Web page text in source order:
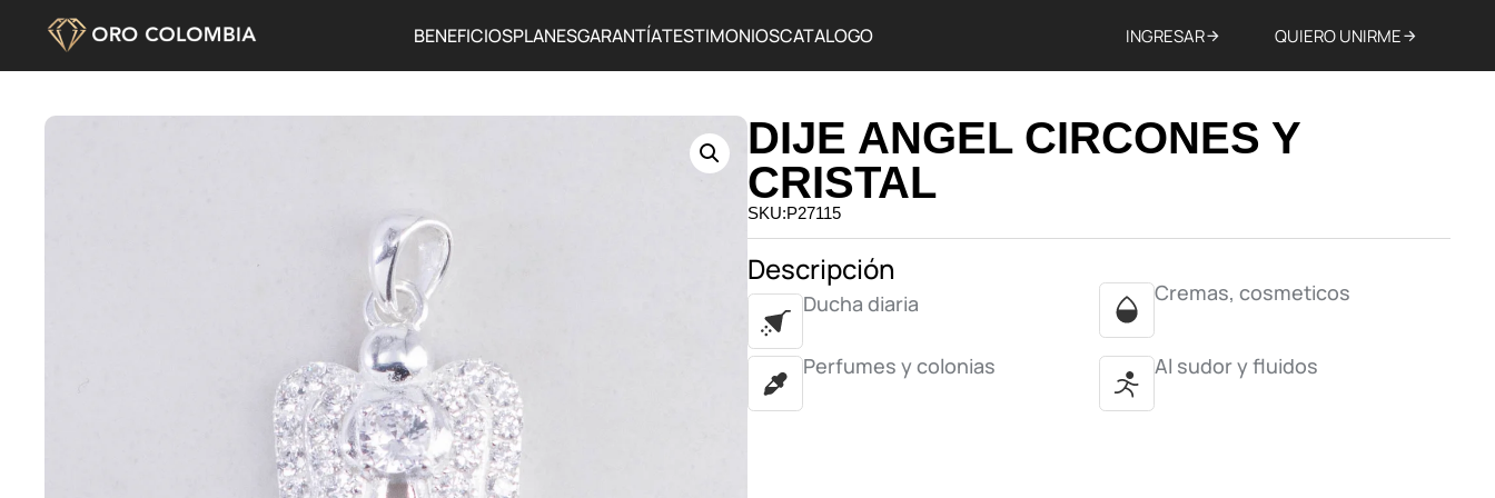
BENEFICIOSPLANESGARANTÍATESTIMONIOSCATALOGO INGRESAR QUIERO UNIRME
DIJE ANGEL CIRCONES Y
CRISTAL
SKU:P27115
Descripción
Ducha diaria Cremas, cosmeticos
Perfumes y colonias Al sudor y fluidos